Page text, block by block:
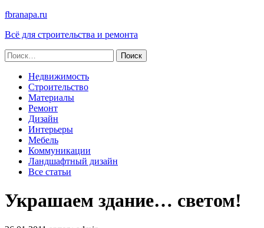
fbranapa.ru
Всё для строительства и ремонта
Найти:
Недвижимость
Строительство
Материалы
Ремонт
Дизайн
Интерьеры
Мебель
Коммуникации
Ландшафтный дизайн
Все статьи
Украшаем здание… светом!